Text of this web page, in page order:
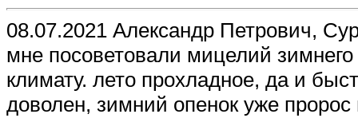
08.07.2021 Александр Петрович,
мне посоветовали мицелий зимнего
климату. лето прохладное, да и
доволен, зимний опенок уже пророс